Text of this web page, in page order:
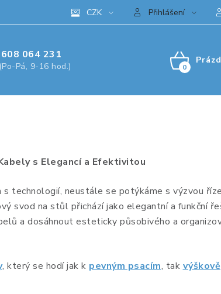
CZK Přihlášení
608 064 231
(Po-Pá, 9-16 hod.)
s Elegancí a Efektivitou
technologií, neustále se potýkáme s výzvou
svod na stůl přichází jako elegantní a funkční
a dosáhnout esteticky působivého a
, který se hodí jak k pevným psacím, tak výškově